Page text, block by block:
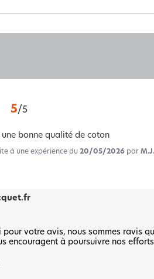
5/5
une bonne qualité de coton
à une expérience du20/05/2026 parM.J.
pour votre avis, nous sommes ravis
encouragent à poursuivre nos